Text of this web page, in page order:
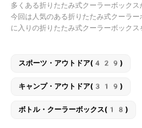
多くある折りたたみ式クーラーボック
今回は人気のある折りたたみ式クーラ
に入りの折りたたみ式クーラーボックス
スポーツ・アウトドア(429)
キャンプ・アウトドア(319)
ボトル・クーラーボックス(18)